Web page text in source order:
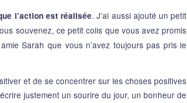
l’action est réalisée. J’ai aussi ajouté un petit
souvenez, ce petit colis que vous avez promis
Sarah que vous n’avez toujours pas pris le
et de se concentrer sur les choses positives
justement un sourire du jour, un bonheur de